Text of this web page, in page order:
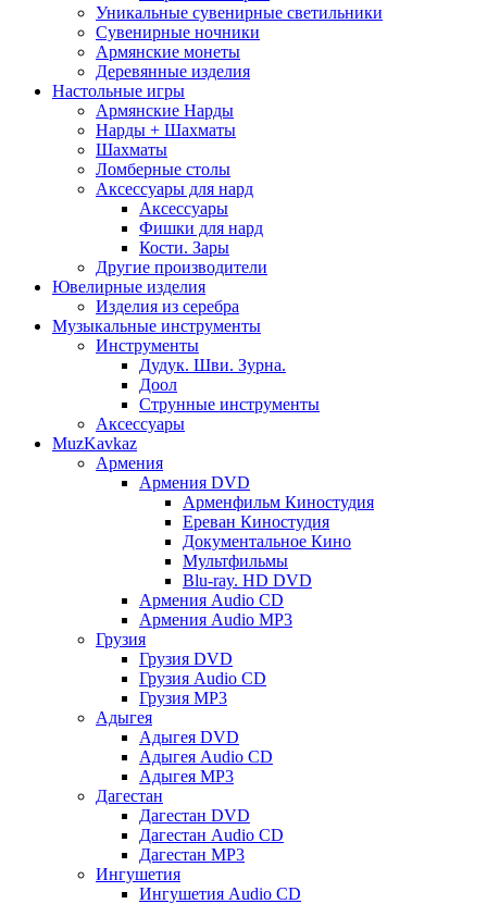
Уникальные сувенирные светильники
Сувенирные ночники
Армянские монеты
Деревянные изделия
Настольные игры
Армянские Нарды
Нарды + Шахматы
Шахматы
Ломберные столы
Аксессуары для нард
Аксессуары
Фишки для нард
Кости. Зары
Другие производители
Ювелирные изделия
Изделия из серебра
Музыкальные инструменты
Инструменты
Дудук. Шви. Зурна.
Доол
Струнные инструменты
Аксессуары
MuzKavkaz
Армения
Армения DVD
Арменфильм Киностудия
Ереван Киностудия
Документальное Кино
Мультфильмы
Blu-ray. HD DVD
Армения Audio CD
Армения Audio MP3
Грузия
Грузия DVD
Грузия Audio CD
Грузия MP3
Адыгея
Адыгея DVD
Адыгея Audio CD
Адыгея MP3
Дагестан
Дагестан DVD
Дагестан Audio CD
Дагестан MP3
Ингушетия
Ингушетия Audio CD